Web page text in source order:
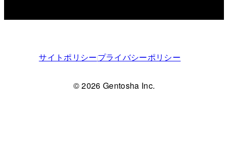
サイトポリシープライバシーポリシー
© 2026 Gentosha Inc.